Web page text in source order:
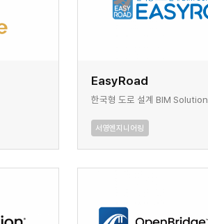
EasyRoad
한국형 도로 설계 BIM Solution
서영엔지니어링